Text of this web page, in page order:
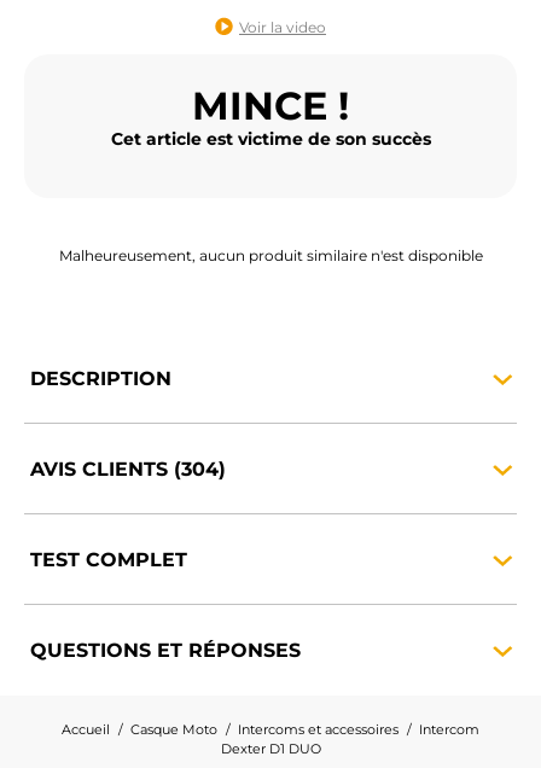
BONS PLANS ET PROMO
CARTES CADEAUX
FR | EUR € — MODIFIER
CONSEILS
Voir la video
MINCE !
Cet article est victime de son succès
Malheureusement, aucun produit similaire n'est disponible
DESCRIPTION
AVIS CLIENTS (304)
TEST COMPLET
QUESTIONS ET RÉPONSES
Accueil Casque Moto Intercoms et accessoires
Intercom
Dexter D1 DUO